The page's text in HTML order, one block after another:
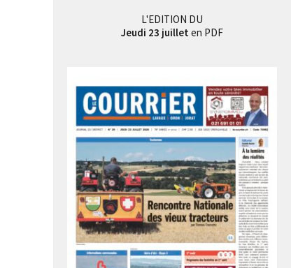
L'EDITION DU
Jeudi 23 juillet en PDF